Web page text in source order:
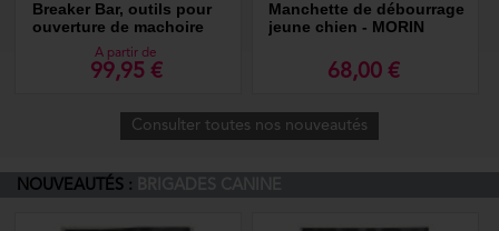
Breaker Bar, outils pour
ouverture de machoire
pendant le mordant
A partir de
99,95 €
Manchette de débourrage
jeune chien - MORIN
68,00 €
Consulter toutes nos nouveautés
NOUVEAUTÉS :